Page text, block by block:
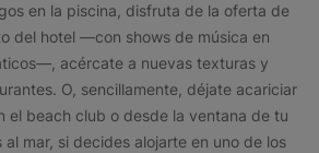
en la piscina, disfruta de la oferta de
del hotel —con shows de música en
acércate a nuevas texturas y
O, sencillamente, déjate acariciar
el beach club o desde la ventana de tu
mar, si decides alojarte en uno de los